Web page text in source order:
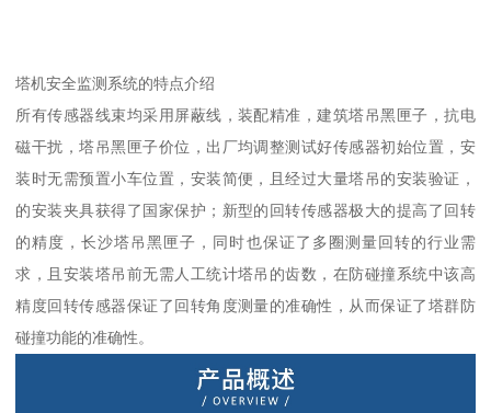
塔机安全监测系统的特点介绍
所有传感器线束均采用屏蔽线，装配精准，建筑塔吊黑匣子，抗电
磁干扰，塔吊黑匣子价位，出厂均调整测试好传感器初始位置，安
装时无需预置小车位置，安装简便，且经过大量塔吊的安装验证，
的安装夹具获得了国家保护；新型的回转传感器极大的提高了回转
的精度，长沙塔吊黑匣子，同时也保证了多圈测量回转的行业需
求，且安装塔吊前无需人工统计塔吊的齿数，在防碰撞系统中该高
精度回转传感器保证了回转角度测量的准确性，从而保证了塔群防
碰撞功能的准确性。